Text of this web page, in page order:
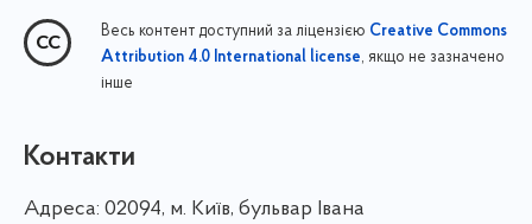
Весь контент доступний за ліцензією Creative Commons
Attribution 4.0 International license, якщо не зазначено
інше
Контакти
Адреса: 02094, м. Київ, бульвар Івана